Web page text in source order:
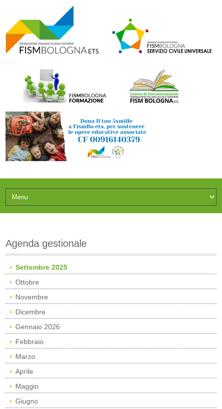
Agenda gestionale
Settembre 2025
Ottobre
Novembre
Dicembre
Gennaio 2026
Febbraio
Marzo
Aprile
Maggio
Giugno